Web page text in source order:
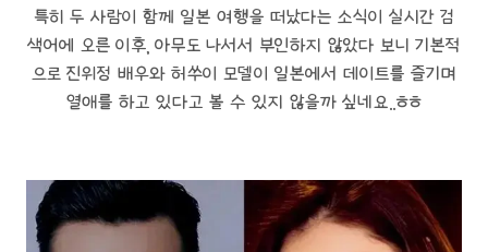
특히 두 사람이 함께 일본 여행을 떠났다는 소식이 실시간 검
색어에 오른 이후, 아무도 나서서 부인하지 않았다 보니 기본적
으로 진위정 배우와 허쑤이 모델이 일본에서 데이트를 즐기며
열애를 하고 있다고 볼 수 있지 않을까 싶네요..ㅎㅎ